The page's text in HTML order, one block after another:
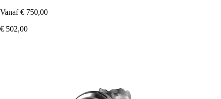
Vanaf € 750,00
€ 502,00